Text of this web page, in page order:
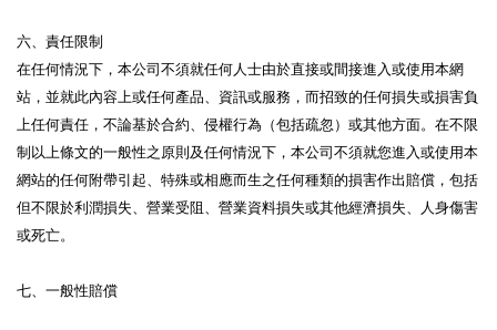
六、責任限制
在任何情況下，本公司不須就任何人士由於直接或間接進入或使用本網
站，並就此內容上或任何產品、資訊或服務，而招致的任何損失或損害負
上任何責任，不論基於合約、侵權行為（包括疏忽）或其他方面。在不限
制以上條文的一般性之原則及任何情況下，本公司不須就您進入或使用本
網站的任何附帶引起、特殊或相應而生之任何種類的損害作出賠償，包括
但不限於利潤損失、營業受阻、營業資料損失或其他經濟損失、人身傷害
或死亡。
七、一般性賠償